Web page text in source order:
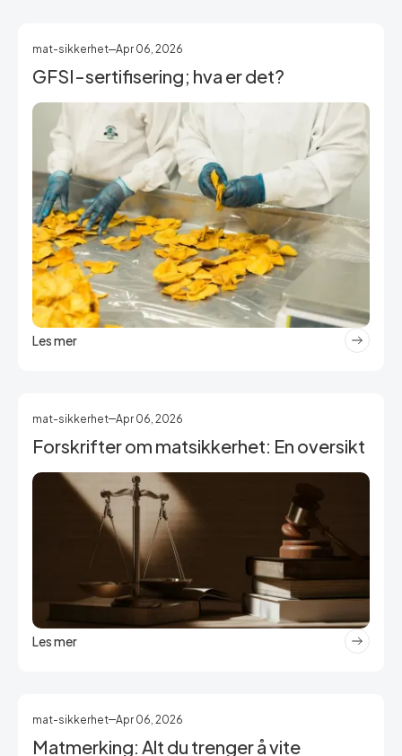
mat-sikkerhet Apr 06, 2026
GFSI-sertifisering; hva er det?
Les mer
mat-sikkerhet Apr 06, 2026
Forskrifter om matsikkerhet: En oversikt
Les mer
mat-sikkerhet Apr 06, 2026
Matmerking: Alt du trenger å vite